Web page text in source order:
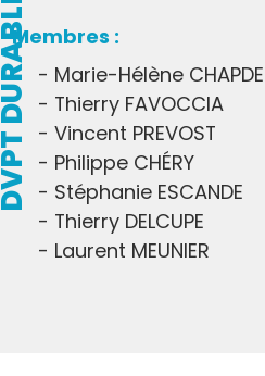
T
E
Marie-Hélène
Thierry FAVOCCIA
Vincent PREVOST
Philippe CHÉRY
Stéphanie ESCANDE
Thierry DELCUPE
Laurent MEUNIER